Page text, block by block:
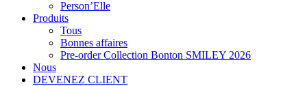
Person’Elle
Produits
Tous
Bonnes affaires
Pre-order Collection Bonton SMILEY 2026
Nous
DEVENEZ CLIENT